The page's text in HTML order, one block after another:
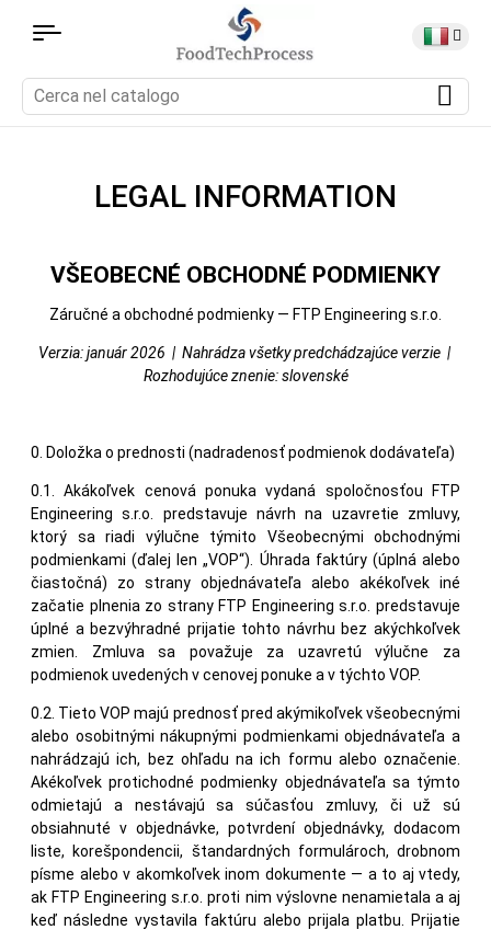
LEGAL INFORMATION
VŠEOBECNÉ OBCHODNÉ PODMIENKY
Záručné a obchodné podmienky — FTP Engineering s.r.o.
Verzia: január 2026 | Nahrádza všetky predchádzajúce verzie |
Rozhodujúce znenie: slovenské
0. Doložka o prednosti (nadradenosť podmienok dodávateľa)
0.1. Akákoľvek cenová ponuka vydaná spoločnosťou FTP
Engineering s.r.o. predstavuje návrh na uzavretie zmluvy,
ktorý sa riadi výlučne týmito Všeobecnými obchodnými
podmienkami (ďalej len „VOP“). Úhrada faktúry (úplná alebo
čiastočná) zo strany objednávateľa alebo akékoľvek iné
začatie plnenia zo strany FTP Engineering s.r.o. predstavuje
úplné a bezvýhradné prijatie tohto návrhu bez akýchkoľvek
zmien. Zmluva sa považuje za uzavretú výlučne za
podmienok uvedených v cenovej ponuke a v týchto VOP.
0.2. Tieto VOP majú prednosť pred akýmikoľvek všeobecnými
alebo osobitnými nákupnými podmienkami objednávateľa a
nahrádzajú ich, bez ohľadu na ich formu alebo označenie.
Akékoľvek protichodné podmienky objednávateľa sa týmto
odmietajú a nestávajú sa súčasťou zmluvy, či už sú
obsiahnuté v objednávke, potvrdení objednávky, dodacom
liste, korešpondencii, štandardných formulároch, drobnom
písme alebo v akomkoľvek inom dokumente — a to aj vtedy,
ak FTP Engineering s.r.o. proti nim výslovne nenamietala a aj
keď následne vystavila faktúru alebo prijala platbu. Prijatie